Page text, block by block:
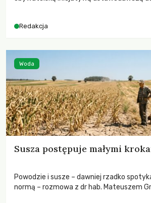
niezwykle korzystne rozwiązania dla
funkcjonowania łowiectwa w Polsce.
Redakcja
Susza postępuje małymi
Powodzie i susze – dawniej rzadko
normą – rozmowa z dr hab. Mateuszem
Woda